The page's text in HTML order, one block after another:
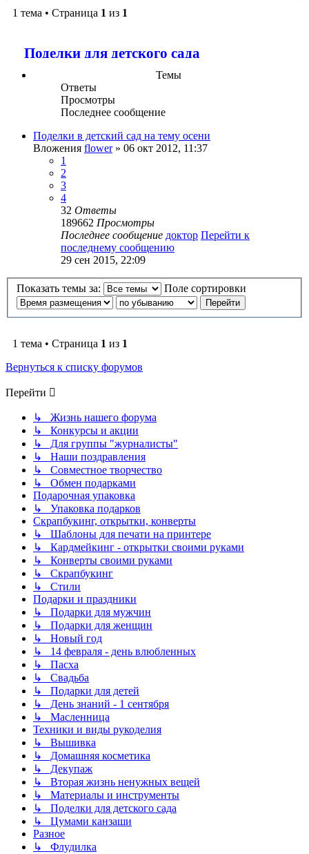
1 тема • Страница 1 из 1
Поделки для детского сада
Темы
Ответы
Просмотры
Последнее сообщение
Поделки в детский сад на тему осени
Вложения flower» 06 окт 2012, 11:37
1
2
3
4
32 Ответы
189662 Просмотры
Последнее сообщение доктор Перейти к
последнему сообщению
29 сен 2015, 22:09
Показать темы за: Поле сортировки
1 тема • Страница 1 из 1
Вернуться к списку форумов
Перейти
↳ Жизнь нашего форума
↳ Конкурсы и акции
↳ Для группы "журналисты"
↳ Наши поздравления
↳ Совместное творчество
↳ Обмен подарками
Подарочная упаковка
↳ Упаковка подарков
Скрапбукинг, открытки, конверты
↳ Шаблоны для печати на принтере
↳ Кардмейкинг - открытки своими руками
↳ Конверты своими руками
↳ Скрапбукинг
↳ Стили
Подарки и праздники
↳ Подарки для мужчин
↳ Подарки для женщин
↳ Новый год
↳ 14 февраля - день влюбленных
↳ Пасха
↳ Свадьба
↳ Подарки для детей
↳ День знаний - 1 сентября
↳ Масленница
Техники и виды рукоделия
↳ Вышивка
↳ Домашняя косметика
↳ Декупаж
↳ Вторая жизнь ненужных вещей
↳ Материалы и инструменты
↳ Поделки для детского сада
↳ Цумами канзаши
Разное
↳ Флудилка